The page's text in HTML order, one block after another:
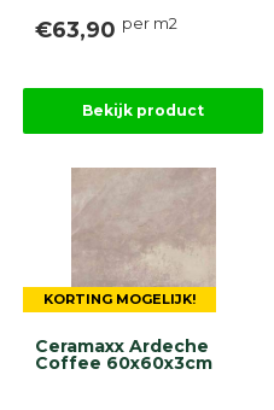
€63,90 per m2
Bekijk product
KORTING MOGELIJK!
Ceramaxx Ardeche
Coffee 60x60x3cm